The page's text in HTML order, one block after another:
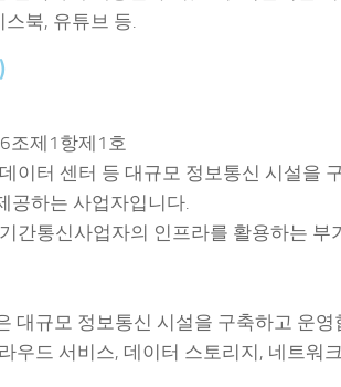
북, 유튜브 등.
조제1항제1호
이터 센터 등 대규모 정보통신 시설을
공하는 사업자입니다.
간통신사업자의 인프라를 활용하는
대규모 정보통신 시설을 구축하고 운영
우드 서비스, 데이터 스토리지, 네트워